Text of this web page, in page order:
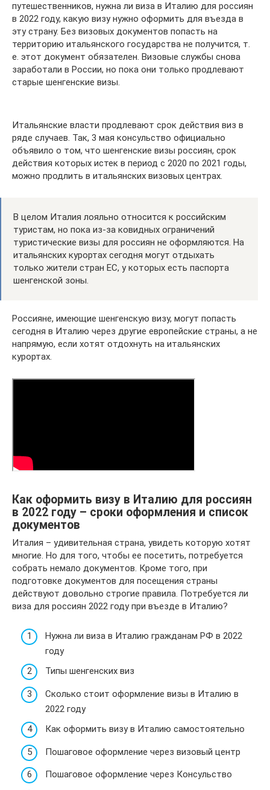
путешественников, нужна ли виза в Италию для россиян
в 2022 году, какую визу нужно оформить для въезда в
эту страну. Без визовых документов попасть на
территорию итальянского государства не получится, т.
е. этот документ обязателен. Визовые службы снова
заработали в России, но пока они только продлевают
старые шенгенские визы.
Итальянские власти продлевают срок действия виз в
ряде случаев. Так, 3 мая консульство официально
объявило о том, что шенгенские визы россиян, срок
действия которых истек в период с 2020 по 2021 годы,
можно продлить в итальянских визовых центрах.
В целом Италия лояльно относится к российским
туристам, но пока из-за ковидных ограничений
туристические визы для россиян не оформляются. На
итальянских курортах сегодня могут отдыхать
только жители стран ЕС, у которых есть паспорта
шенгенской зоны.
Россияне, имеющие шенгенскую визу, могут попасть
сегодня в Италию через другие европейские страны, а не
напрямую, если хотят отдохнуть на итальянских
курортах.
Как оформить визу в Италию для россиян
в 2022 году – сроки оформления и список
документов
Италия – удивительная страна, увидеть которую хотят
многие. Но для того, чтобы ее посетить, потребуется
собрать немало документов. Кроме того, при
подготовке документов для посещения страны
действуют довольно строгие правила. Потребуется ли
виза для россиян 2022 году при въезде в Италию?
Нужна ли виза в Италию гражданам РФ в 2022
году
Типы шенгенских виз
Сколько стоит оформление визы в Италию в
2022 году
Как оформить визу в Италию самостоятельно
Пошаговое оформление через визовый центр
Пошаговое оформление через Консульство